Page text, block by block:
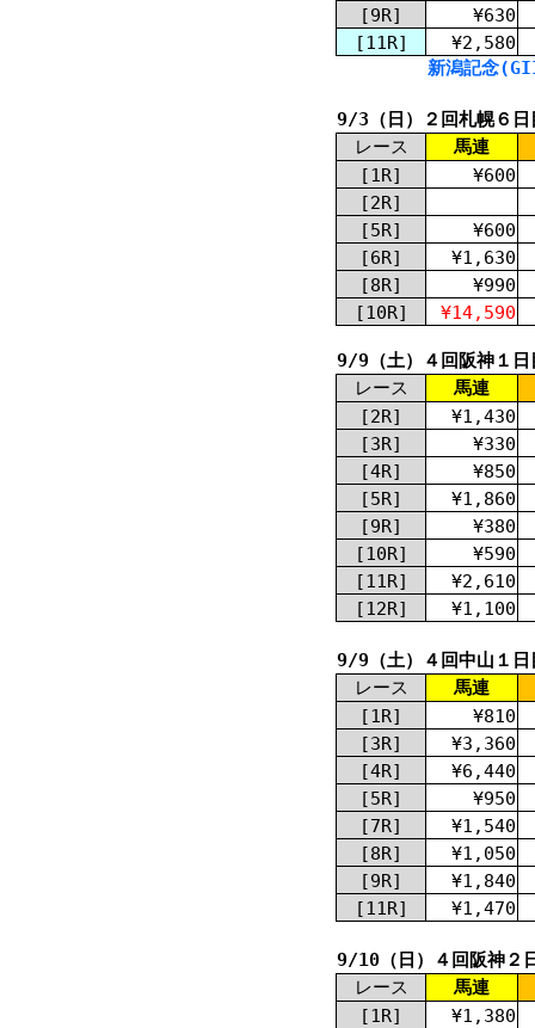
[9R]
¥630
[11R]
¥2,580
新潟記念
9/3（日）２回札幌６日
レース
馬連
[1R]
¥600
[2R]
[5R]
¥600
[6R]
¥1,630
[8R]
¥990
[10R]
¥14,590
9/9（土）４回阪神１日
レース
馬連
[2R]
¥1,430
[3R]
¥330
[4R]
¥850
[5R]
¥1,860
[9R]
¥380
[10R]
¥590
[11R]
¥2,610
[12R]
¥1,100
9/9（土）４回中山１日
レース
馬連
[1R]
¥810
[3R]
¥3,360
[4R]
¥6,440
[5R]
¥950
[7R]
¥1,540
[8R]
¥1,050
[9R]
¥1,840
[11R]
¥1,470
9/10（日）４回阪神２
レース
馬連
[1R]
¥1,380